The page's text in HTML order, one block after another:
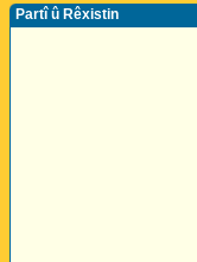
Partî û Rêxistin